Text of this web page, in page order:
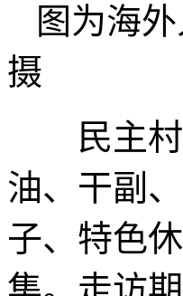
图为海
摄
民主村
油、干副
子、特色